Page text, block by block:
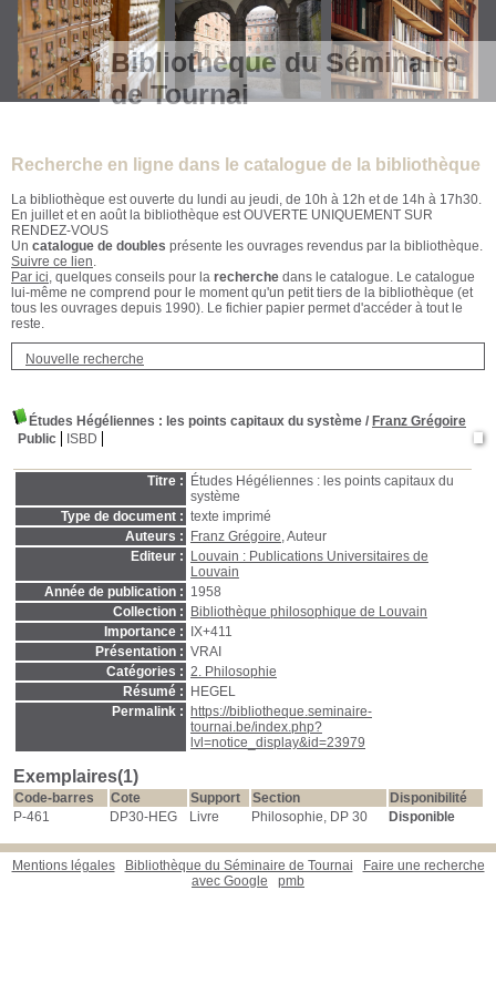
Bibliothèque du Séminaire
de Tournai
Recherche en ligne dans le catalogue de la bibliothèque
La bibliothèque est ouverte du lundi au jeudi, de 10h à 12h et de 14h à 17h30.
En juillet et en août la bibliothèque est OUVERTE UNIQUEMENT SUR
RENDEZ-VOUS
Un catalogue de doubles présente les ouvrages revendus par la bibliothèque.
Suivre ce lien.
Par ici, quelques conseils pour la recherche dans le catalogue. Le catalogue
lui-même ne comprend pour le moment qu'un petit tiers de la bibliothèque (et
tous les ouvrages depuis 1990). Le fichier papier permet d'accéder à tout le
reste.
Nouvelle recherche
Études Hégéliennes : les points capitaux du système / Franz Grégoire
Public
ISBD
Titre :
Études Hégéliennes : les points capitaux du
système
Type de document : texte imprimé
Auteurs :
Franz Grégoire, Auteur
Editeur :
Louvain : Publications Universitaires de
Louvain
Année de publication : 1958
Collection :
Bibliothèque philosophique de Louvain
Importance :
IX+411
Présentation : VRAI
Catégories : 2. Philosophie
Résumé :
HEGEL
Permalink :
https://bibliotheque.seminaire-
tournai.be/index.php?
lvl=notice_display&id=23979
Exemplaires(1)
Code-barres Cote Support Section
Disponibilité
P-461
DP30-HEG Livre Philosophie, DP 30 Disponible
Mentions légales Bibliothèque du Séminaire de Tournai
Faire une recherche
avec Google
pmb